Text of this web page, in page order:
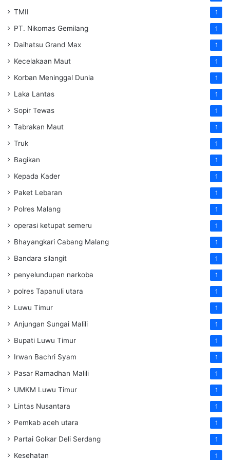
TMII 1
PT. Nikomas Gemilang 1
Daihatsu Grand Max 1
Kecelakaan Maut 1
Korban Meninggal Dunia 1
Laka Lantas 1
Sopir Tewas 1
Tabrakan Maut 1
Truk 1
Bagikan 1
Kepada Kader 1
Paket Lebaran 1
Polres Malang 1
operasi ketupat semeru 1
Bhayangkari Cabang Malang 1
Bandara silangit 1
penyelundupan narkoba 1
polres Tapanuli utara 1
Luwu Timur 1
Anjungan Sungai Malili 1
Bupati Luwu Timur 1
Irwan Bachri Syam 1
Pasar Ramadhan Malili 1
UMKM Luwu Timur 1
Lintas Nusantara 1
Pemkab aceh utara 1
Partai Golkar Deli Serdang 1
Kesehatan 1